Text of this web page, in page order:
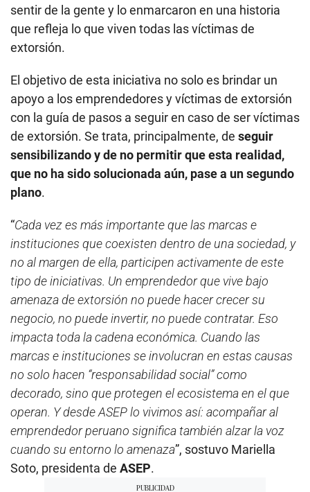
sentir de la gente y lo enmarcaron en una historia
que refleja lo que viven todas las víctimas de
extorsión.
El objetivo de esta iniciativa no solo es brindar un
apoyo a los emprendedores y víctimas de extorsión
con la guía de pasos a seguir en caso de ser víctimas
de extorsión. Se trata, principalmente, de seguir
sensibilizando y de no permitir que esta realidad,
que no ha sido solucionada aún, pase a un segundo
plano.
“Cada vez es más importante que las marcas e
instituciones que coexisten dentro de una sociedad, y
no al margen de ella, participen activamente de este
tipo de iniciativas. Un emprendedor que vive bajo
amenaza de extorsión no puede hacer crecer su
negocio, no puede invertir, no puede contratar. Eso
impacta toda la cadena económica. Cuando las
marcas e instituciones se involucran en estas causas
no solo hacen “responsabilidad social” como
decorado, sino que protegen el ecosistema en el que
operan. Y desde ASEP lo vivimos así: acompañar al
emprendedor peruano significa también alzar la voz
cuando su entorno lo amenaza”, sostuvo Mariella
Soto, presidenta de ASEP.